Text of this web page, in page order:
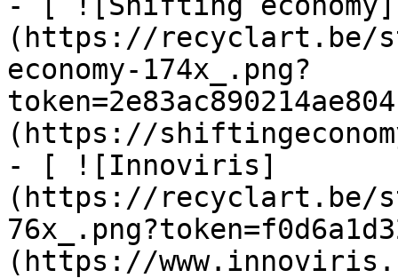
(https://recyclart.be/
economy-174x_.png?
(https://
- [ ![Innoviris]
(https://recyclart.be/
(https://